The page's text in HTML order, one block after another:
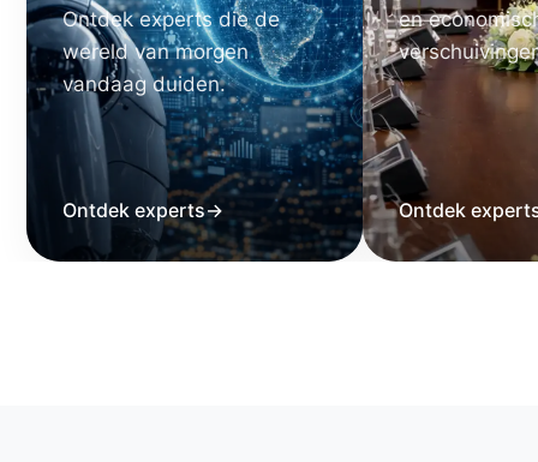
Ontdek experts die de
wereld van morgen
vandaag duiden.
Ontdek experts→
en
Ontdek